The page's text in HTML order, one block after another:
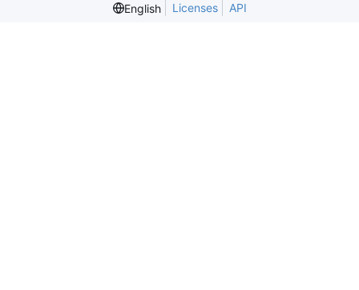
English
Licenses API